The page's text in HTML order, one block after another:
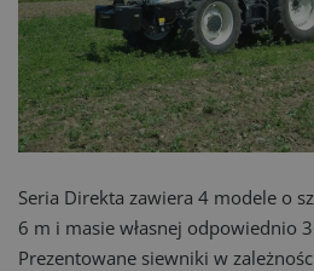
Seria Direkta zawiera 4 modele o
6 m i masie własnej odpowiednio
Prezentowane siewniki w